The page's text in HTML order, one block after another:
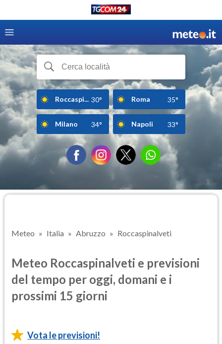
Roccaspi... 30° Roma 35°
Milano 34° Napoli 33°
Meteo Italia Abruzzo Roccaspinalveti
Meteo Roccaspinalveti e previsioni
del tempo per oggi, domani e i
prossimi 15 giorni
Vota le previsioni!